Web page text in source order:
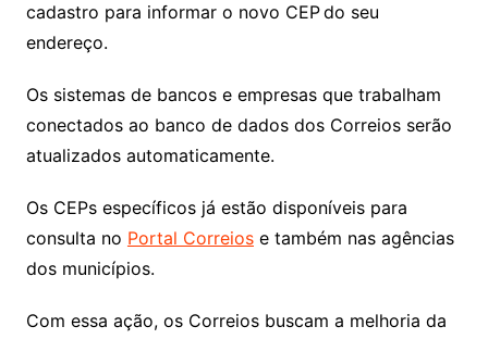
cadastro para informar o novo CEP do seu
endereço.
Os sistemas de bancos e empresas que trabalham
conectados ao banco de dados dos Correios serão
atualizados automaticamente.
Os CEPs específicos já estão disponíveis para
consulta no Portal Correiose também nas agências
dos municípios.
Com essa ação, os Correios buscam a melhoria da